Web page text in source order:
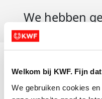
Welkom bij KWF. Fijn
We gebruiken cookies
We hebben
Actiematerialen
Evenementen